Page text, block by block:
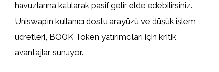
havuzlarına katılarak pasif gelir elde edebilirsiniz.
Uniswap’ın kullanıcı dostu arayüzü ve düşük işlem
ücretleri, BOOK Token yatırımcıları için kritik
avantajlar sunuyor.